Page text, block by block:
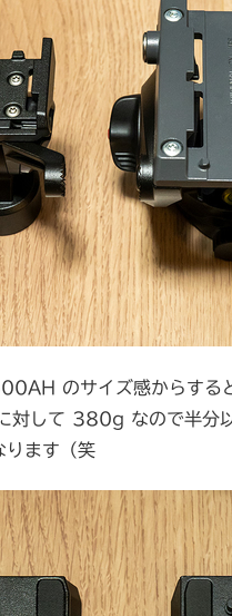
のサイズ感からする
して 380g なので半分以
ります（笑